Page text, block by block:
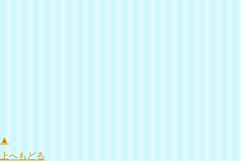
▲
上へもどる